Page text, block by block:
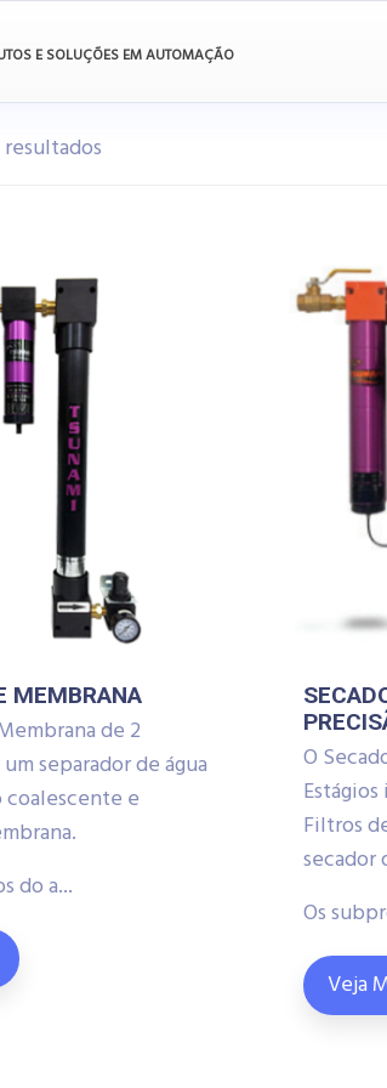
E SOLUÇÕES EM AUTOMAÇÃO
MEMBRANA
de 2
separador de água
e
do a...
O
Filtros
secador
Os
Veja